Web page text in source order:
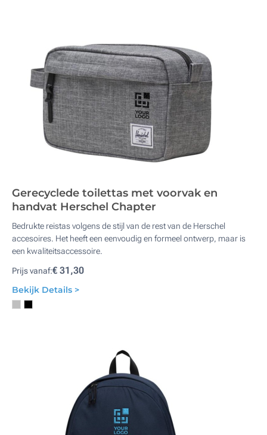
Gerecyclede toilettas met voorvak en
handvat Herschel Chapter
Bedrukte reistas volgens de stijl van de rest van de Herschel
accesoires. Het heeft een eenvoudig en formeel ontwerp, maar is
een kwaliteitsaccessoire.
Prijs vanaf:€ 31,30
Bekijk Details >